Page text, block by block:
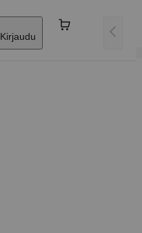
Kirjaudu